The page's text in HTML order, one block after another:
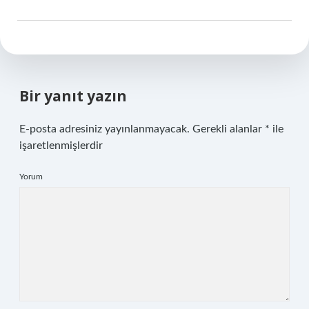
Bir yanıt yazın
E-posta adresiniz yayınlanmayacak. Gerekli alanlar * ile
işaretlenmişlerdir
Yorum